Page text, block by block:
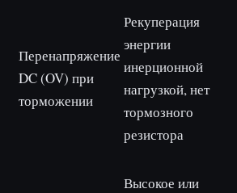
Перенапряжение
DC (OV) при
торможении
Рекуперация
энергии
инерционной
нагрузкой, нет
тормозного
резистора
Высокое или